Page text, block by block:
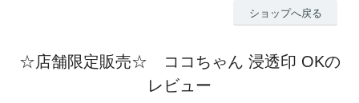
ショップへ戻る
☆店舗限定販売☆ ココちゃん 浸透印 OKの
レビュー